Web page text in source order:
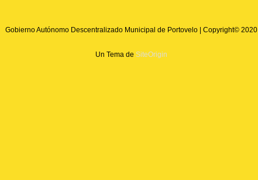
Gobierno Autónomo Descentralizado Municipal de Portovelo | Copyright© 2020
Un Tema de SiteOrigin